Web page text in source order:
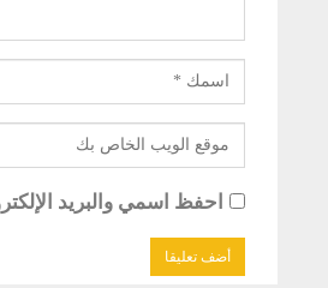
احفظ اسمي والبريد